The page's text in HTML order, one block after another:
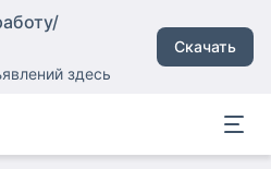
здесь
Скачать